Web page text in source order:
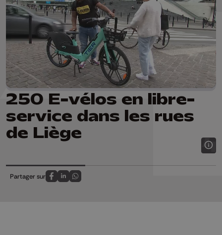
250 E-vélos en libre-
service dans les rues
de Liège
Partager sur
Partagez sur FaceBook
Partagez sur LinkedIn
Partagez sur Whatsapp